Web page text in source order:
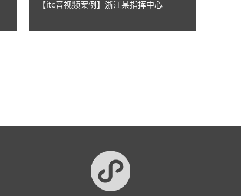
【itc音视频案例】浙江某指挥中心